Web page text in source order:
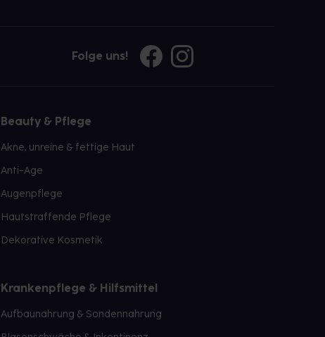
Folge uns!
Beauty & Pflege
Akne, unreine & fettige Haut
Anti-Age
Augenpflege
Hautstraffende Pflege
Dekorative Kosmetik
Krankenpflege & Hilfsmittel
Aufbaunahrung & Sondennahrung